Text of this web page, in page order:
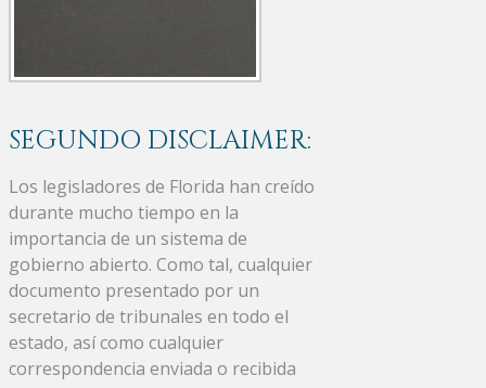
SEGUNDO DISCLAIMER:
Los legisladores de Florida han creído
durante mucho tiempo en la
importancia de un sistema de
gobierno abierto. Como tal, cualquier
documento presentado por un
secretario de tribunales en todo el
estado, así como cualquier
correspondencia enviada o recibida